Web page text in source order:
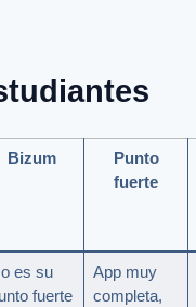
Bizum
Punto
fuerte
es su
fuerte
App muy
completa,